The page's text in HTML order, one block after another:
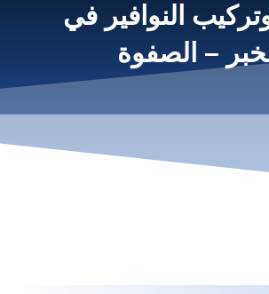
النوافير في
– الصفوة